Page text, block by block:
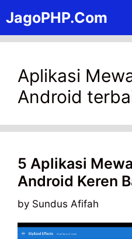
to
content
JagoPHP.Com
Aplikasi
Android
5 Aplikasi
Android Keren
by Sundus Afifah